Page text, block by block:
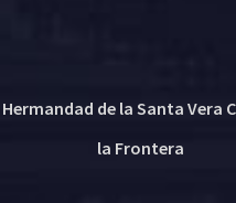
de la Santa Vera
la Frontera